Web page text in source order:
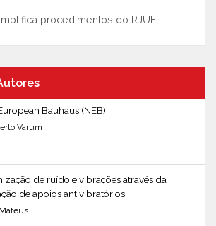
procedimentos do RJUE
Bauhaus (NEB)
Varum
de ruído e vibrações através da
de apoios antivibratórios